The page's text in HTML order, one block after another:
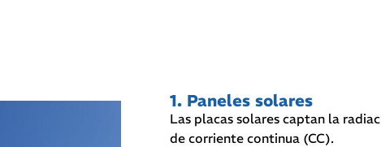
1. Paneles solares
Las placas solares captan la
de corriente continua (CC).